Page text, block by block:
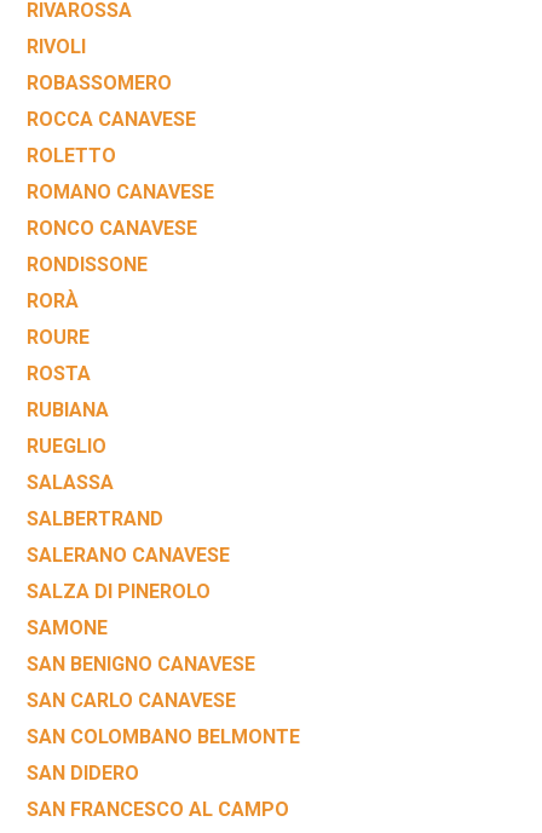
RIVAROSSA
RIVOLI
ROBASSOMERO
ROCCA CANAVESE
ROLETTO
ROMANO CANAVESE
RONCO CANAVESE
RONDISSONE
RORÀ
ROURE
ROSTA
RUBIANA
RUEGLIO
SALASSA
SALBERTRAND
SALERANO CANAVESE
SALZA DI PINEROLO
SAMONE
SAN BENIGNO CANAVESE
SAN CARLO CANAVESE
SAN COLOMBANO BELMONTE
SAN DIDERO
SAN FRANCESCO AL CAMPO